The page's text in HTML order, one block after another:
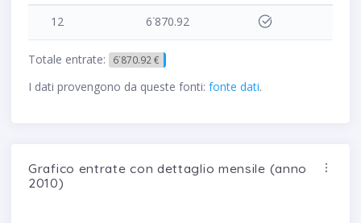
12 6˙870.92
Totale entrate: 6˙870.92 €
I dati provengono da queste fonti: fonte dati.
Grafico entrate con dettaglio mensile (anno
2010)